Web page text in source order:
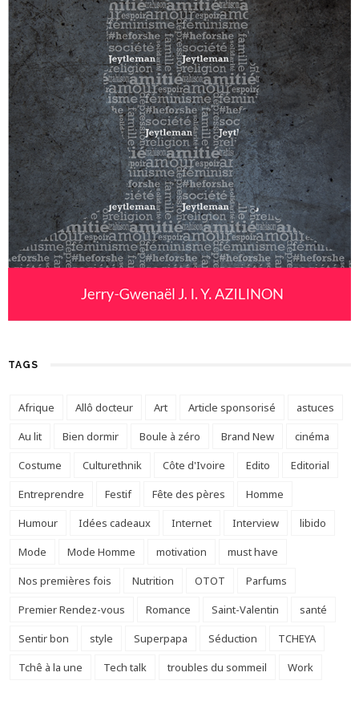
TAGS
Afrique Allô docteur Art Article sponsorisé
astuces
Au lit
Bien dormir Boule à zéro Brand New
cinéma
Costume
Culturethnik Côte d'Ivoire Edito
Editorial
Entreprendre
Festif Fête des pères
Homme
Humour
Idées cadeaux Internet Interview
libido
Mode
Mode Homme motivation
must have
Nos premières fois
Nutrition OTOT
Parfums
Premier Rendez-vous
Romance Saint-Valentin
santé
Sentir bon
style Superpapa Séduction
TCHEYA
Tchê à la une
Tech talk troubles du sommeil Work